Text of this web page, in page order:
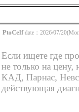
PtoCelf date：2026/07/
Если ищете где
не только на
КАД, Парнас,
действующая